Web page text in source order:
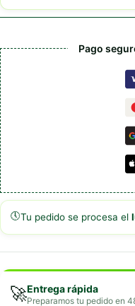
Y
Pago
🕔Tu pedido se procesa el
🚀Entrega rápida
Preparamos tu pedido en